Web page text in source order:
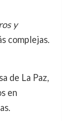
y
complejas.
de La Paz,
en